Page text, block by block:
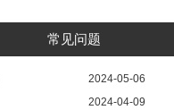
常见问题
2024-05-06
2024-04-09